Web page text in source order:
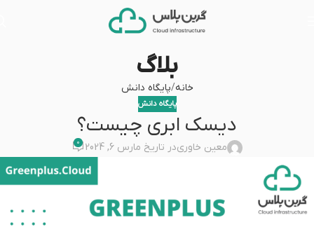
بلاگ
خانه پایگاه دانش
پایگاه دانش
دیسک ابری چیست؟
معین خاوریدر تاریخ مارس 6, 2024 0